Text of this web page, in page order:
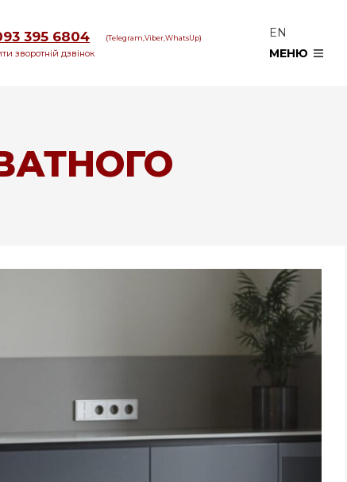
395 6804 (Telegram,Viber,WhatsUp)
зворотній дзвінок
EN
МЕНЮ